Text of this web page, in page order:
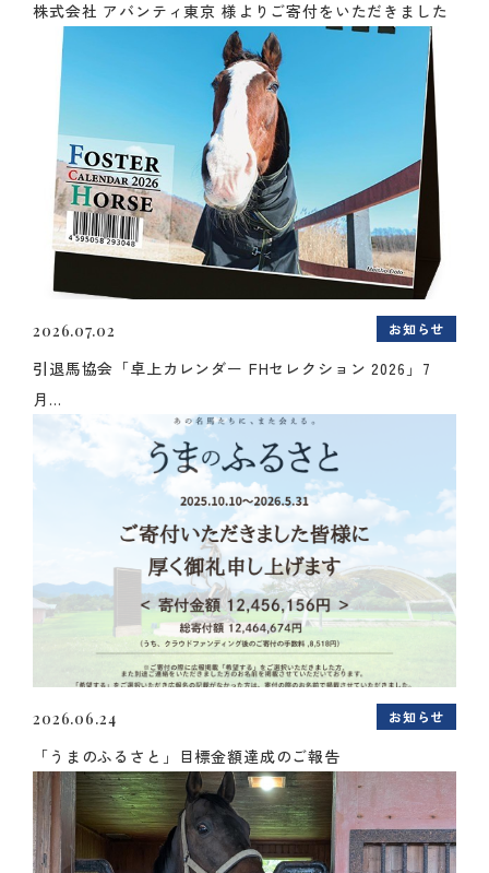
株式会社 アバンティ東京 様よりご寄付をいただきました
2026.07.02 お知らせ
引退馬協会「卓上カレンダー FHセレクション 2026」7
月...
2026.06.24 お知らせ
「うまのふるさと」目標金額達成のご報告